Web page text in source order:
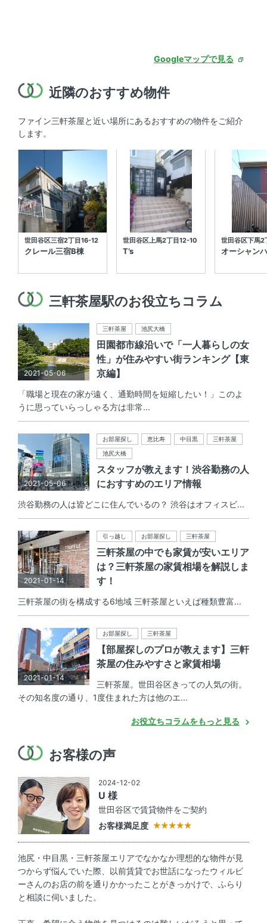
Googleマップで見る
近隣のおすすめ物件
ファイン三軒茶屋と近い場所にあるおすすめの物件をご紹介
します。
世田谷区三宿2丁目16-12
クレール三宿B棟
世田谷区上馬2丁目12-10
T’s
世田谷区下馬
オーシャン
三軒茶屋駅のお役立ちコラム
2021-05-06
三軒茶屋 池尻大橋
田園都市線沿いで「一人暮らしの女
性」が住みやすい街ランキング【東
京編】
「職場と現在の家が遠く、通勤時間を短縮したい！」このよ
うに思っていらっしゃる方は非常...
2021-05-06
お部屋探し 恵比寿 中目黒
三軒茶屋
池尻大橋
スタッフが教えます！渋谷勤務の人
におすすめのエリア情報
渋谷勤務の人は皆どこに住んでいるの？ 渋谷はオフィスビ...
2021-01-14
引っ越し お部屋探し 三軒茶屋
三軒茶屋の中でも家賃が安いエリア
は？三軒茶屋の家賃相場を解説しま
す！
三軒茶屋の街を構成する6地域 三軒茶屋といえば種類豊富...
2021-01-14
お部屋探し 三軒茶屋
【部屋探しのプロが教えます】三軒
茶屋の住みやすさと家賃相場
三軒茶屋。世田谷区きっての人気の街。
その知名度の通り、1度住まれた方は他のエ...
お役立ちコラムをもっと見る
お客様の声
2024-12-02
U 様
世田谷区で賃貸物件をご契約
お客様満足度
池尻・中目黒・三軒茶屋エリアでなかなか理想的な物件が見
つからず悩んでいた際、以前賃貸でお世話になったウィルビ
ーさんのお店の前を通りかかったことがきっかけで、ふらり
と相談に伺いました。